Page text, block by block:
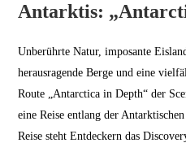
Antarktis:
Unberührte Natur, imposante
herausragende Berge und eine
Route „Antarctica in Depth“ der
eine Reise entlang der
Reise steht Entdeckern das